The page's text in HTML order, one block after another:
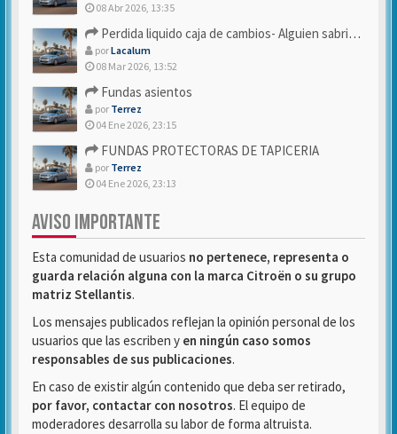
08 Abr 2026, 13:35
Perdida liquido caja de cambios- Alguien sabria decirme
porLacalum
08 Mar 2026, 13:52
Fundas asientos
por Terrez
04 Ene 2026, 23:15
FUNDAS PROTECTORAS DE TAPICERIA
por Terrez
04 Ene 2026, 23:13
AVISO IMPORTANTE
Esta comunidad de usuarios no pertenece, representa o
guarda relación alguna con la marca Citroën o su grupo
matriz Stellantis.
Los mensajes publicados reflejan la opinión personal de los
usuarios que las escriben y en ningún caso somos
responsables de sus publicaciones.
En caso de existir algún contenido que deba ser retirado,
por favor, contactar con nosotros. El equipo de
moderadores desarrolla su labor de forma altruista.